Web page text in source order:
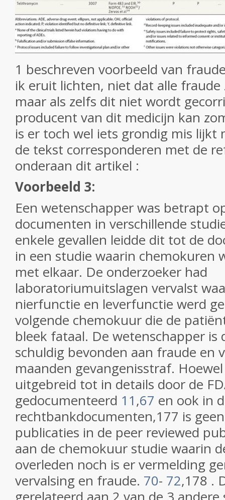
1 beschreven voorbeeld van
ik eruit lichten, niet dat alle fraude
maar als zelfs dit niet wordt
producent van dit medicijn kan
is er toch wel iets grondig mis lijkt
de tekst corresponderen met de
onderaan dit artikel :
Voorbeeld 3:
Een wetenschapper was betrapt
documenten in verschillende
enkele gevallen leidde dit tot de
in een studie waarin chemokuren
met elkaar. De onderzoeker had
laboratoriumuitslagen vervalst
nierfunctie en leverfunctie werd
volgende chemokuur die de
bleek fataal. De wetenschapper is
schuldig bevonden aan fraude en
maanden gevangenisstraf.
uitgebreid tot in details door de
gedocumenteerd 11,67 en ook in
rechtbankdocumenten,177 is
publicaties in de peer reviewed
aan de chemokuur studie waarin
overleden noch is er vermelding
vervalsing en fraude. 70- 72,178 .